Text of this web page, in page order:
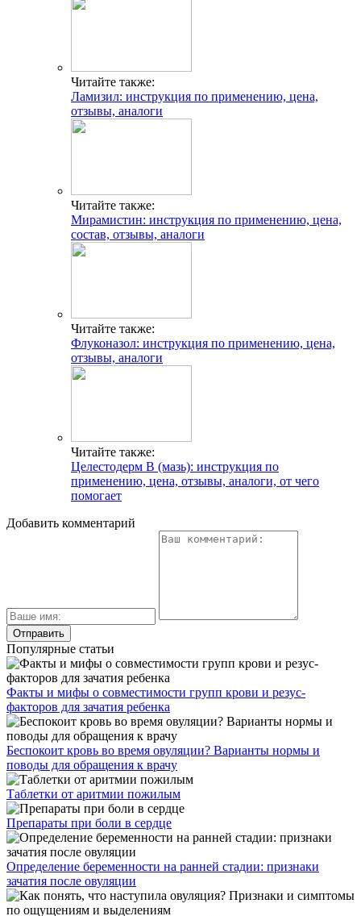
Читайте также:
Ламизил: инструкция по применению, цена,
отзывы, аналоги
Читайте также:
Мирамистин: инструкция по применению, цена,
состав, отзывы, аналоги
Читайте также:
Флуконазол: инструкция по применению, цена,
отзывы, аналоги
Читайте также:
Целестодерм В (мазь): инструкция по
применению, цена, отзывы, аналоги, от чего
помогает
Добавить комментарий
Популярные статьи
Факты и мифы о совместимости групп крови и резус-
факторов для зачатия ребенка
Беспокоит кровь во время овуляции? Варианты нормы и
поводы для обращения к врачу
Таблетки от аритмии пожилым
Препараты при боли в сердце
Определение беременности на ранней стадии: признаки
зачатия после овуляции